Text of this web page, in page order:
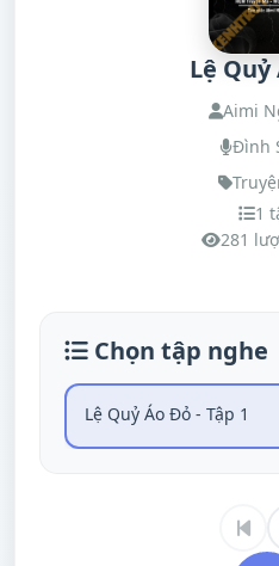
Lệ
Aimi
Đình
1
281
Chọn tập nghe
Lệ Quỷ Áo Đỏ - Tập 1